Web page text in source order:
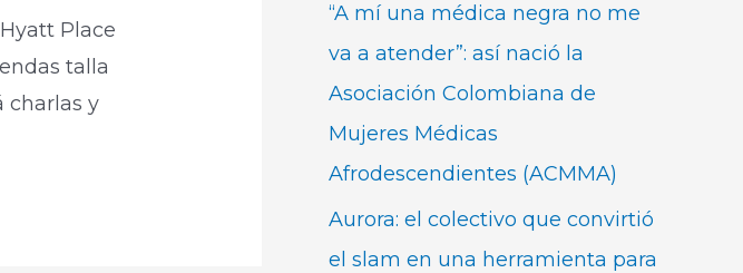
Place
talla
charlas y
“A mí una médica negra no me
va a atender”: así nació la
Asociación Colombiana de
Mujeres Médicas
Afrodescendientes (ACMMA)
Aurora: el colectivo que convirtió
el slam en una herramienta para